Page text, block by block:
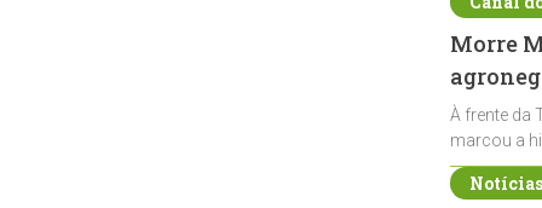
Morre
À frente da
marcou a